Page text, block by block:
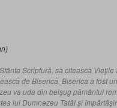
Scriptură, să citească
de Biserică. Biserica a fost
va uda din belşug pământul
lui Dumnezeu Tatăl şi